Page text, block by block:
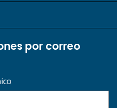
por correo